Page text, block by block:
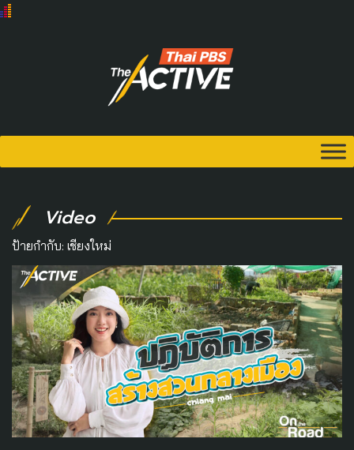
Video
ป้ายกำกับ: เชียงใหม่